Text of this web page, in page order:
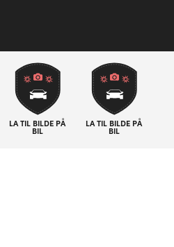
LA TIL BILDE PÅ
BIL
LA TIL BILDE PÅ
BIL